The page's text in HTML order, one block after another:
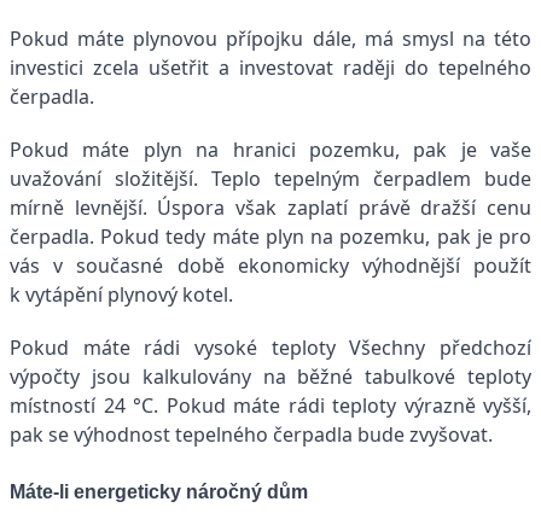
Pokud máte plynovou přípojku dále, má smysl na této
investici zcela ušetřit a investovat raději do tepelného
čerpadla.
Pokud máte plyn na hranici pozemku, pak je vaše
uvažování složitější. Teplo tepelným čerpadlem bude
mírně levnější. Úspora však zaplatí právě dražší cenu
čerpadla. Pokud tedy máte plyn na pozemku, pak je pro
vás v současné době ekonomicky výhodnější použít
k vytápění plynový kotel.
Pokud máte rádi vysoké teploty Všechny předchozí
výpočty jsou kalkulovány na běžné tabulkové teploty
místností 24 °C. Pokud máte rádi teploty výrazně vyšší,
pak se výhodnost tepelného čerpadla bude zvyšovat.
Máte-li energeticky náročný dům